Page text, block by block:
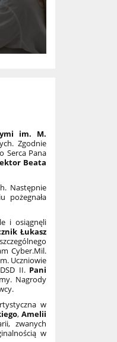
im. M.
Zgodnie
Serca Pana
Beata
Następnie
pożegnała
i osiągnęli
Łukasz
Cyber.Mil.
Uczniowie
II. Pani
Nagrody
w
,Amelii
zwanych
w